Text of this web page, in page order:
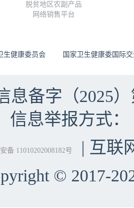
脱贫地区农副产品
网络销售平台
生健康委员会 国家卫生健康委国际
息备字（2025
信息举报方式：
备 11010202008182号
| 互联
© 2017-